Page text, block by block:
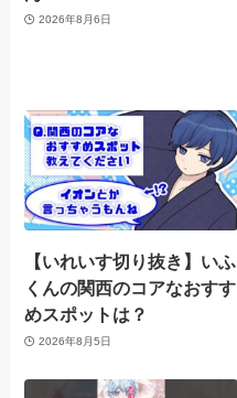
2026年8月6日
【いれいす切り抜き】いふ
くんの関西のコアなおすす
めスポットは？
2026年8月5日